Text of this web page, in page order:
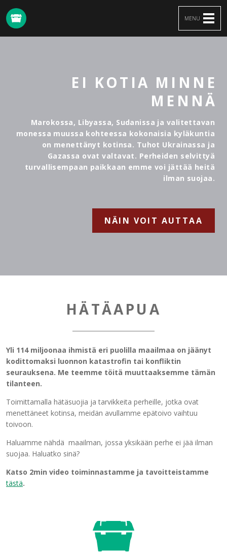
MENU
EI KOTIA MINNE
MENNÄ
Marokossa, Libyassa, Sudanissa ja valitettavan
monessa muussa kohteessa kokonaisia kyläkuntia
on menettänyt kotinsa. Tuhot Ukrainassa ja
Gazassa ovat valtavat. Perheiden selvittyä
turvallisempaan paikkaan emme voi jättää heitä
ilman suojaa.
NÄIN VOIT AUTTAA
HÄTÄAPUA
Yli 114 miljoonaa ihmistä eri puolilla maailmaa on jäänyt
kodittomaksi luonnon katastrofin tai konfliktin
seurauksena. Me teemme töitä muuttaaksemme tämän
tilanteen.
Toimittamalla hätäsuojia ja tarvikkeita perheille, jotka ovat
menettäneet kotinsa, meidän avullamme epätoivo vaihtuu
toivoon.
Haluamme nähdä maailman, jossa yksikään perhe ei jää ilman
suojaa. Haluatko sinä?
Katso 2min video toiminnastamme ja tavoitteistamme
tästä.